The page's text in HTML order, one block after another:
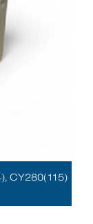
CY280(115)